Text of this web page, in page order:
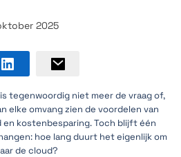
2025
tegenwoordig niet meer de vraag of,
elke omvang zien de voordelen van
kostenbesparing. Toch blijft één
hoe lang duurt het eigenlijk om
de cloud?